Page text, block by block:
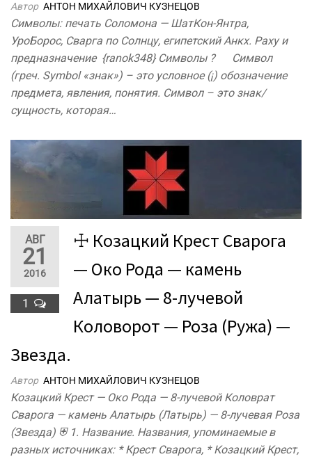
Автор АНТОН МИХАЙЛОВИЧ КУЗНЕЦОВ
Символы: печать Соломона — ШатКон-Янтра,
УроБорос, Сварга по Солнцу, египетский Анкх. Раху и
предназначение {ranok348} Символы ? Символ
(греч. Symbol «знак») – это условное (¡) обозначение
предмета, явления, понятия. Символ – это знак/
сущность, которая…
АВГ
21
2016
1
☩ Козацкий Крест Сварога
— Око Рода — камень
Алатырь — 8-лучевой
Коловорот — Роза (Ружа) —
Звезда.
Автор АНТОН МИХАЙЛОВИЧ КУЗНЕЦОВ
Козацкий Крест — Око Рода — 8-лучевой Коловрат
Сварога — камень Алатырь (Латырь) — 8-лучевая Роза
(Звезда) ⛨ 1. Название. Названия, упоминаемые в
разных источниках: * Крест Сварога, * Козацкий Крест,